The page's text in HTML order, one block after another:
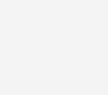
Verband
für 1 t
aller Nebenkosten
Beim DEPV ist ein